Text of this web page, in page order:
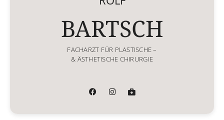
BARTSCH
FACHARZT FÜR PLASTISCHE –
& ÄSTHETISCHE CHIRURGIE